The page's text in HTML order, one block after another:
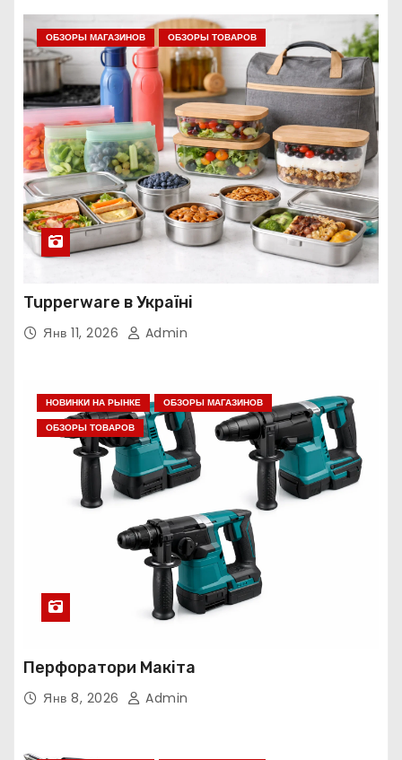
ОБЗОРЫ МАГАЗИНОВ ОБЗОРЫ ТОВАРОВ
Tupperware в Україні
Янв 11, 2026 Admin
НОВИНКИ НА РЫНКЕ
ОБЗОРЫ МАГАЗИНОВ
ОБЗОРЫ ТОВАРОВ
Перфоратори Макіта
Янв 8, 2026 Admin